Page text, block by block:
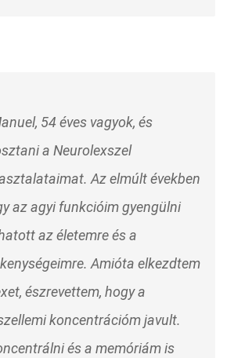
54 éves vagyok, és
a Neurolexszel
Az elmúlt években
az agyi funkcióim gyengülni
az életemre és a
Amióta elkezdtem
észrevettem, hogy a
koncentrációm javult.
és a memóriám is